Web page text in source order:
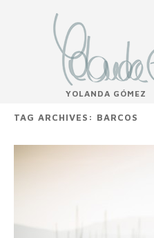
YOLANDA GÓMEZ
TAG ARCHIVES: BARCOS